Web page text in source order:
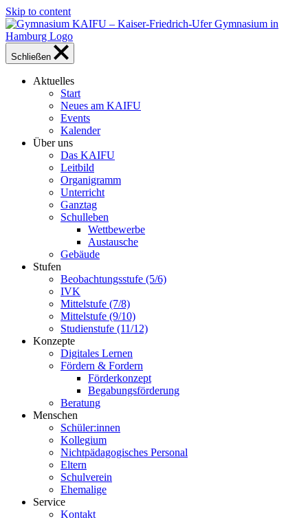
Skip to content
Schließen
Aktuelles
Start
Neues am KAIFU
Events
Kalender
Über uns
Das KAIFU
Leitbild
Organigramm
Unterricht
Ganztag
Schulleben
Wettbewerbe
Austausche
Gebäude
Stufen
Beobachtungsstufe (5/6)
IVK
Mittelstufe (7/8)
Mittelstufe (9/10)
Studienstufe (11/12)
Konzepte
Digitales Lernen
Fördern & Fordern
Förderkonzept
Begabungsförderung
Beratung
Menschen
Schüler:innen
Kollegium
Nichtpädagogisches Personal
Eltern
Schulverein
Ehemalige
Service
Kontakt